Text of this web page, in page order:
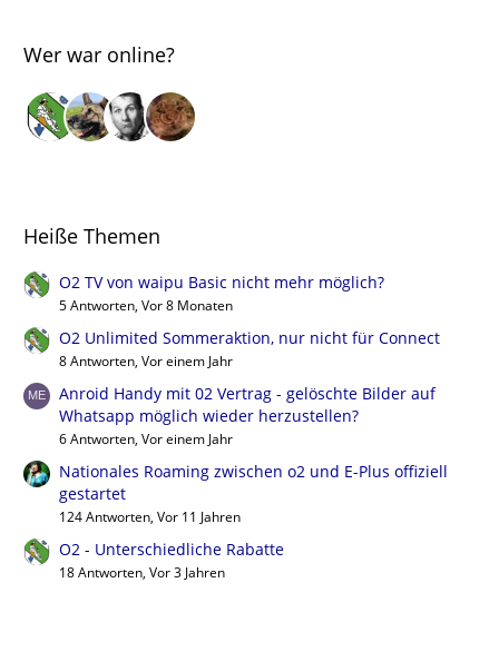
Wer war online?
Heiße Themen
O2 TV von waipu Basic nicht mehr möglich?
5 Antworten, Vor 8 Monaten
O2 Unlimited Sommeraktion, nur nicht für Connect
8 Antworten, Vor einem Jahr
Anroid Handy mit 02 Vertrag - gelöschte Bilder auf
Whatsapp möglich wieder herzustellen?
6 Antworten, Vor einem Jahr
Nationales Roaming zwischen o2 und E-Plus offiziell
gestartet
124 Antworten, Vor 11 Jahren
O2 - Unterschiedliche Rabatte
18 Antworten, Vor 3 Jahren